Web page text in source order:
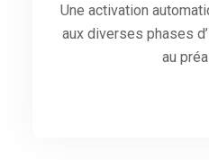
Une activation
aux diverses phases
au